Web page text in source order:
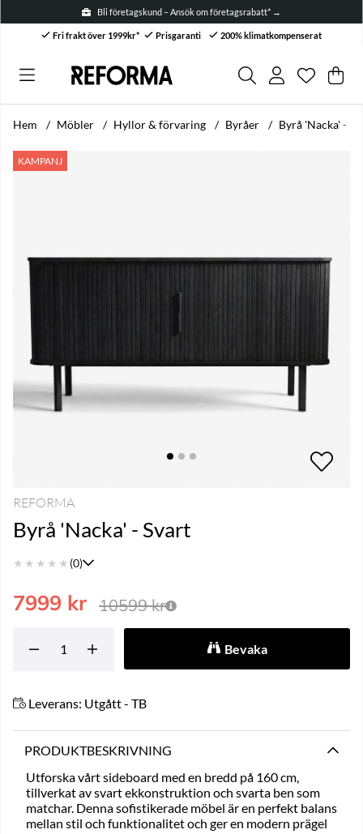
Bli företagskund – Ansök om företagsrabatt* →
Fri frakt över 1999kr* Prisgaranti 200% klimatkompenserat
Antal i
. .
Hem Möbler Hyllor & förvaring Byråer Byrå 'Nacka' -
KAMPANJ
Produktbilder Byrå 'Nacka' - Svart
REFORMA
Byrå 'Nacka' - Svart
★ ★ ★ ★ ★ (0)
10599kr
7999 kr
Bevaka
Leverans: Utgått - TB
PRODUKTBESKRIVNING
Utforska vårt sideboard med en bredd på 160 cm,
tillverkat av svart ekkonstruktion och svarta ben som
matchar. Denna sofistikerade möbel är en perfekt balans
mellan stil och funktionalitet och ger en modern prägel